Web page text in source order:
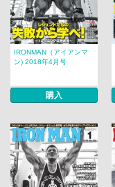
IRONMAN（アイアンマ
ン) 2018年4月号
購入